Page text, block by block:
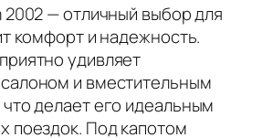
— отличный выбор для
комфорт и надежность.
удивляет
и вместительным
делает его идеальным
поездок. Под капотом